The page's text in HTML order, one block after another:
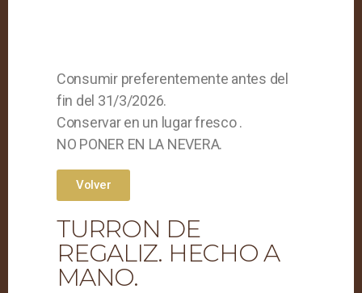
Consumir preferentemente antes del
fin del 31/3/2026.
Conservar en un lugar fresco .
NO PONER EN LA NEVERA.
Volver
TURRON DE
REGALIZ. HECHO A
MANO.